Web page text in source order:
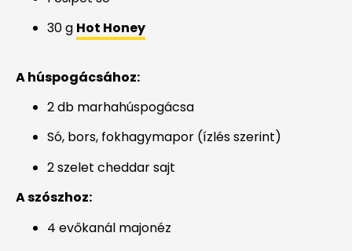
30 g Hot Honey
A húspogácsához:
2 db marhahúspogácsa
Só, bors, fokhagymapor (ízlés szerint)
2 szelet cheddar sajt
A szószhoz:
4 evőkanál majonéz